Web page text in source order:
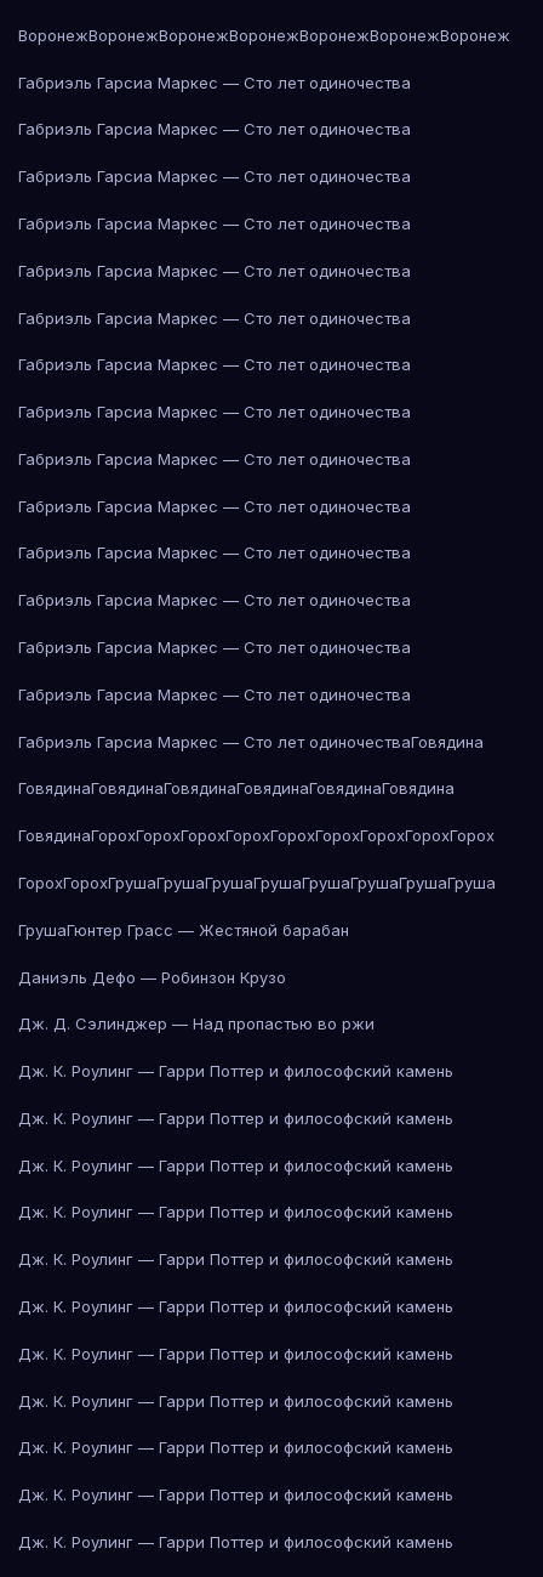
ВоронежВоронежВоронежВоронежВоронежВоронежВоронеж
Габриэль Гарсиа Маркес — Сто лет одиночества
Габриэль Гарсиа Маркес — Сто лет одиночества
Габриэль Гарсиа Маркес — Сто лет одиночества
Габриэль Гарсиа Маркес — Сто лет одиночества
Габриэль Гарсиа Маркес — Сто лет одиночества
Габриэль Гарсиа Маркес — Сто лет одиночества
Габриэль Гарсиа Маркес — Сто лет одиночества
Габриэль Гарсиа Маркес — Сто лет одиночества
Габриэль Гарсиа Маркес — Сто лет одиночества
Габриэль Гарсиа Маркес — Сто лет одиночества
Габриэль Гарсиа Маркес — Сто лет одиночества
Габриэль Гарсиа Маркес — Сто лет одиночества
Габриэль Гарсиа Маркес — Сто лет одиночества
Габриэль Гарсиа Маркес — Сто лет одиночества
Габриэль Гарсиа Маркес — Сто лет одиночестваГовядина
ГовядинаГовядинаГовядинаГовядинаГовядинаГовядина
ГовядинаГорохГорохГорохГорохГорохГорохГорохГорохГорох
ГорохГорохГрушаГрушаГрушаГрушаГрушаГрушаГрушаГруша
ГрушаГюнтер Грасс — Жестяной барабан
Даниэль Дефо — Робинзон Крузо
Дж. Д. Сэлинджер — Над пропастью во ржи
Дж. К. Роулинг — Гарри Поттер и философский камень
Дж. К. Роулинг — Гарри Поттер и философский камень
Дж. К. Роулинг — Гарри Поттер и философский камень
Дж. К. Роулинг — Гарри Поттер и философский камень
Дж. К. Роулинг — Гарри Поттер и философский камень
Дж. К. Роулинг — Гарри Поттер и философский камень
Дж. К. Роулинг — Гарри Поттер и философский камень
Дж. К. Роулинг — Гарри Поттер и философский камень
Дж. К. Роулинг — Гарри Поттер и философский камень
Дж. К. Роулинг — Гарри Поттер и философский камень
Дж. К. Роулинг — Гарри Поттер и философский камень